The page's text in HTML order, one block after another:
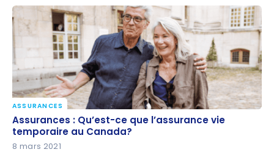
Assurances : Qu’est-ce que l’assurance vie
temporaire au Canada?
ASSURANCES
Assurances : Qu’est-ce que l’assurance vie
temporaire au Canada?
8 mars 2021